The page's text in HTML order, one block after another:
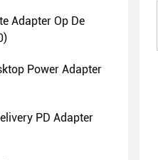
Adapter Op De
Power Adapter
PD Adapter